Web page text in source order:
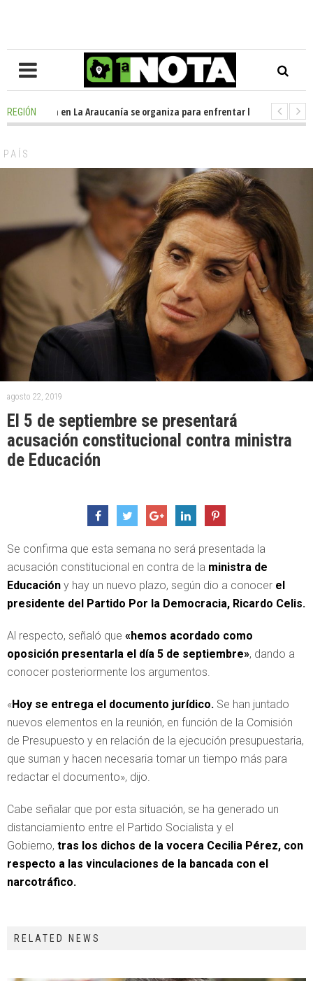
REGIÓN
Oposición en La Araucanía se organiza para enfrentar los impactos de
PAÍS
agosto 22, 2019
El 5 de septiembre se presentará
acusación constitucional contra ministra
de Educación
Se confirma que esta semana no será presentada la
acusación constitucional en contra de la ministra de
Educación y hay un nuevo plazo, según dio a conocer el
presidente del Partido Por la Democracia, Ricardo Celis.
Al respecto, señaló que «hemos acordado como
oposición presentarla el día 5 de septiembre», dando a
conocer posteriormente los argumentos.
«Hoy se entrega el documento jurídico. Se han juntado
nuevos elementos en la reunión, en función de la Comisión
de Presupuesto y en relación de la ejecución presupuestaria,
que suman y hacen necesaria tomar un tiempo más para
redactar el documento», dijo.
Cabe señalar que por esta situación, se ha generado un
distanciamiento entre el Partido Socialista y el
Gobierno, tras los dichos de la vocera Cecilia Pérez, con
respecto a las vinculaciones de la bancada con el
narcotráfico.
RELATED NEWS